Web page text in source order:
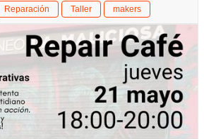
Reparación Taller makers